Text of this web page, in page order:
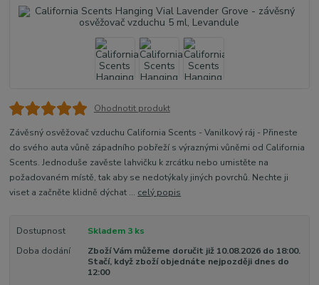
Ohodnotit produkt
Závěsný osvěžovač vzduchu California Scents - Vanilkový ráj - Přineste
do svého auta vůně západního pobřeží s výraznými vůněmi od California
Scents. Jednoduše zavěste lahvičku k zrcátku nebo umistěte na
požadovaném místě, tak aby se nedotýkaly jiných povrchů. Nechte ji
viset a začněte klidně dýchat ... celý popis
Dostupnost
Skladem 3 ks
Doba dodání
Zboží Vám můžeme doručit již 10.08.2026 do 18:00.
Stačí, když zboží objednáte nejpozději dnes do
12:00